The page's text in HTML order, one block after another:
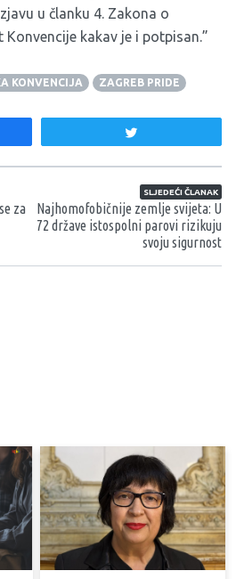
u članku 4. Zakona o
kakav je i potpisan.”
KONVENCIJA ZAGREB PRIDE
za
SLJEDEĆI ČLANAK
Najhomofobičnije zemlje svijeta: U
72 države istospolni parovi rizikuju
svoju sigurnost